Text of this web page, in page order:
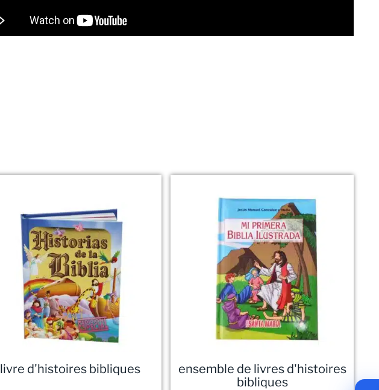
livre d'histoires bibliques
ensemble de livres d'histoires
bibliques